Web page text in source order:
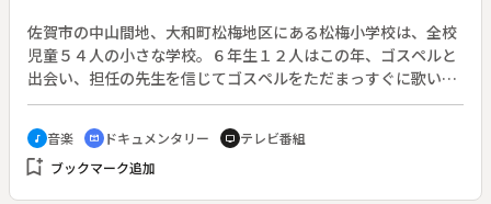
う。
佐賀市の中山間地、大和町松梅地区にある松梅小学校は、全校
児童５４人の小さな学校。６年生１２人はこの年、ゴスペルと
出会い、担任の先生を信じてゴスペルをただまっすぐに歌い続
け、その心を知った。手助けしたのは、日本ゴスペル界の女
王・亀渕友香さん。彼女は子どもたちに、歌には人を変える力
があることや、自分らしく歌うことの大切さを教えた。次第に
子どもたちの表情が変わり、歌が力強くなっていく。「卒業式
music_note 音楽 cinematic_blur ドキュメンタリー tv テレビ番組
bookmark_add ブックマーク追加